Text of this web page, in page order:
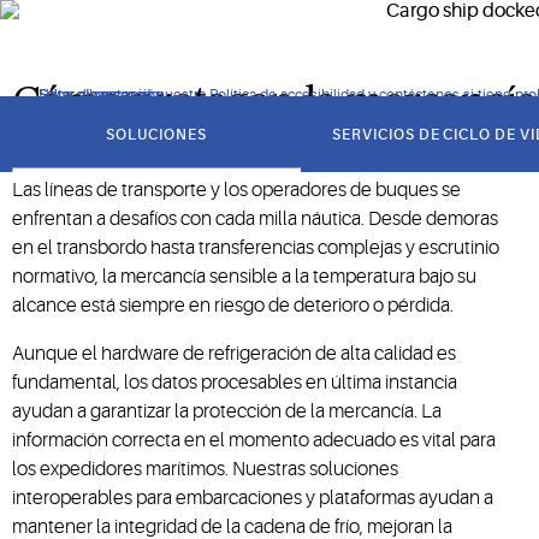
Haga clic para ver nuestra Política de accesibilidad y contáctenos si tiene
Saltar a navegación
Saltar al contenido
Saltar a buscar
SOLUCIONES SERVICIOS DE CICLO DE
Cómo protegen la
Las líneas de transporte y los operadores de buques se
enfrentan a desafíos con cada milla náutica. Desde demoras
en el transbordo hasta transferencias complejas y escrutinio
normativo, la mercancía sensible a la temperatura bajo su
alcance está siempre en riesgo de deterioro o pérdida.
Aunque el hardware de refrigeración de alta calidad es
fundamental, los datos procesables en última instancia
ayudan a garantizar la protección de la mercancía. La
información correcta en el momento adecuado es vital para
los expedidores marítimos. Nuestras soluciones
interoperables para embarcaciones y plataformas ayudan a
mantener la integridad de la cadena de frío, mejoran la